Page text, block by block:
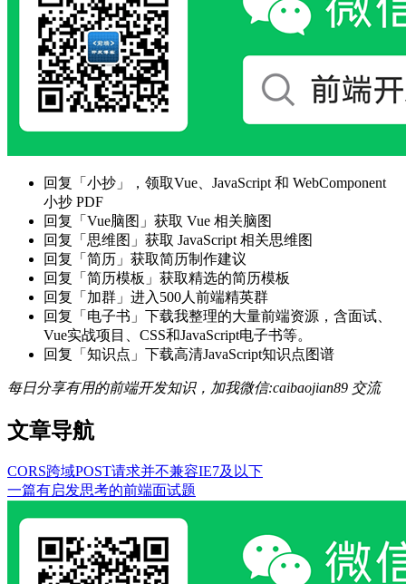
回复「小抄」，领取Vue、JavaScript 和 WebComponent
小抄 PDF
回复「Vue脑图」获取 Vue 相关脑图
回复「思维图」获取 JavaScript 相关思维图
回复「简历」获取简历制作建议
回复「简历模板」获取精选的简历模板
回复「加群」进入500人前端精英群
回复「电子书」下载我整理的大量前端资源，含面试、
Vue实战项目、CSS和JavaScript电子书等。
回复「知识点」下载高清JavaScript知识点图谱
每日分享有用的前端开发知识，加我微信:caibaojian89 交流
文章导航
CORS跨域POST请求并不兼容IE7及以下
一篇有启发思考的前端面试题